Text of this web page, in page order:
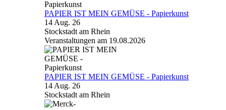
PAPIER IST MEIN GEMÜSE - Papierkunst
14 Aug. 26
Stockstadt am Rhein
Veranstaltungen am 19.08.2026
PAPIER IST MEIN GEMÜSE - Papierkunst
14 Aug. 26
Stockstadt am Rhein